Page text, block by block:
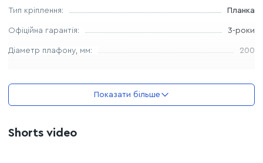
Тип кріплення: Планка
Офіційна гарантія: 3-роки
Дiаметр плафону, мм: 200
Показати більше
Shorts video